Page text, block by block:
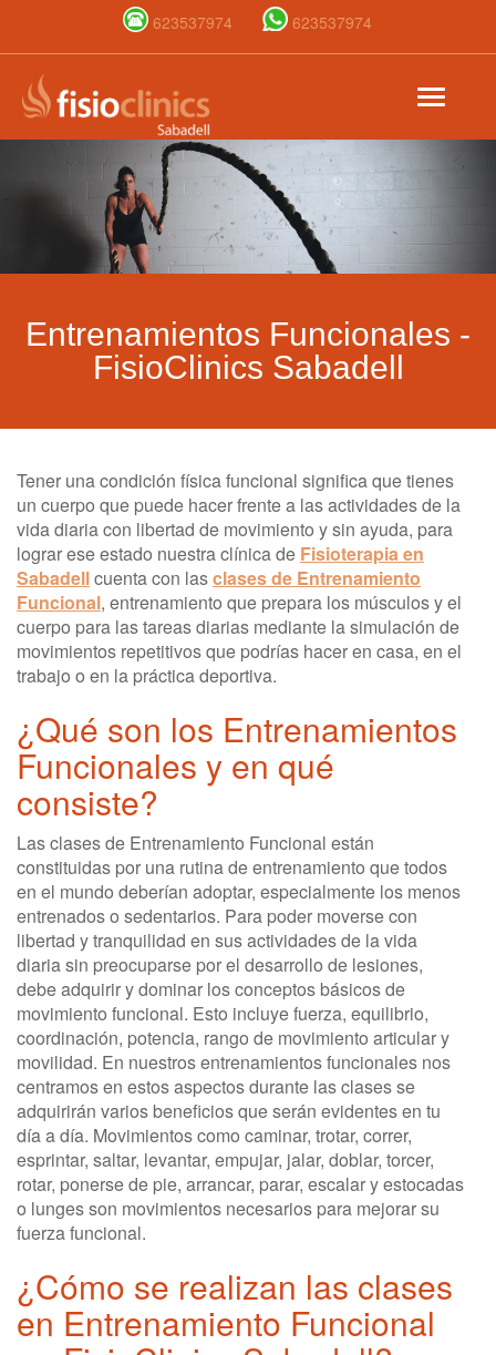
Pasar
contenido
623537974 623537974
Toggle
Entrenamientos Funcionales -
FisioClinics Sabadell
Tener una condición física funcional significa que tienes
un cuerpo que puede hacer frente a las actividades de la
vida diaria con libertad de movimiento y sin ayuda, para
lograr ese estado nuestra clínica de Fisioterapia en
Sabadellcuenta con lasclases de Entrenamiento
Funcional, entrenamiento que prepara los músculos y el
cuerpo para las tareas diarias mediante la simulación de
movimientos repetitivos que podrías hacer en casa, en el
trabajo o en la práctica deportiva.
¿Qué son los Entrenamientos
Funcionales y en qué
consiste?
Las clases de Entrenamiento Funcional están
constituidas por una rutina de entrenamiento que todos
en el mundo deberían adoptar, especialmente los menos
entrenados o sedentarios. Para poder moverse con
libertad y tranquilidad en sus actividades de la vida
diaria sin preocuparse por el desarrollo de lesiones,
debe adquirir y dominar los conceptos básicos de
movimiento funcional. Esto incluye fuerza, equilibrio,
coordinación, potencia, rango de movimiento articular y
movilidad. En nuestros entrenamientos funcionales nos
centramos en estos aspectos durante las clases se
adquirirán varios beneficios que serán evidentes en tu
día a día. Movimientos como caminar, trotar, correr,
esprintar, saltar, levantar, empujar, jalar, doblar, torcer,
rotar, ponerse de pie, arrancar, parar, escalar y estocadas
o lunges son movimientos necesarios para mejorar su
fuerza funcional.
¿Cómo se realizan las clases
en Entrenamiento Funcional